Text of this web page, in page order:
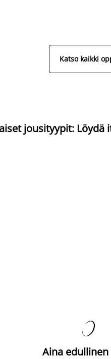
Katso kaikki
jousityypit: Löydä

Aina